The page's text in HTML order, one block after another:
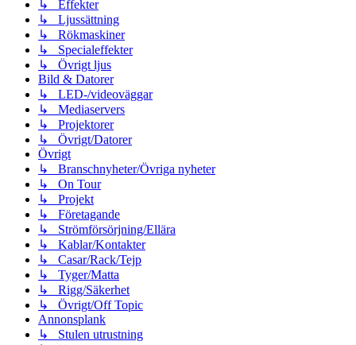
↳ Effekter
↳ Ljussättning
↳ Rökmaskiner
↳ Specialeffekter
↳ Övrigt ljus
Bild & Datorer
↳ LED-/videoväggar
↳ Mediaservers
↳ Projektorer
↳ Övrigt/Datorer
Övrigt
↳ Branschnyheter/Övriga nyheter
↳ On Tour
↳ Projekt
↳ Företagande
↳ Strömförsörjning/Ellära
↳ Kablar/Kontakter
↳ Casar/Rack/Tejp
↳ Tyger/Matta
↳ Rigg/Säkerhet
↳ Övrigt/Off Topic
Annonsplank
↳ Stulen utrustning